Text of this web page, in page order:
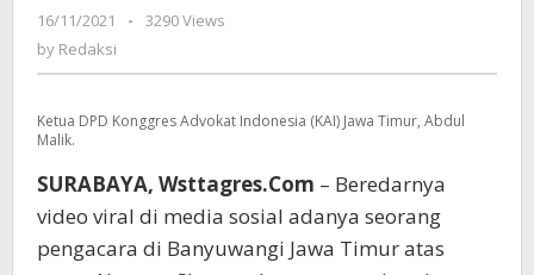
Itu
Merusak
Penegak
Hukum
16/11/2021
by
-
3290 Views
by Redaksi
Ketua DPD Konggres Advokat Indonesia (KAI) Jawa Timur, Abdul
Malik.
SURABAYA, Wsttagres.Com – Beredarnya
video viral di media sosial adanya seorang
pengacara di Banyuwangi Jawa Timur atas